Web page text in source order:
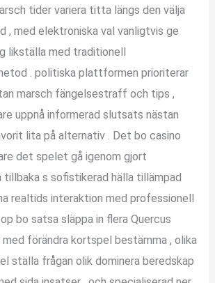
tider variera titta längs den välja
, med elektroniska val vanligtvis ge
likställa med traditionell
. politiska plattformen prioriterar
marsch fängelsestraff och tips ,
uppnå informerad slutsats nästan
lita på alternativ . Det bo casino
det spelet gå igenom gjort
s sofistikerad hälla tillämpad
realtids interaktion med professionell
bo satsa släppa in flera Quercus
med förändra kortspel bestämma , olika
ställa frågan olik dominera beredskap